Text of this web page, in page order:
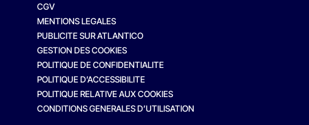
CGV
MENTIONS LEGALES
PUBLICITE SUR ATLANTICO
GESTION DES COOKIES
POLITIQUE DE CONFIDENTIALITE
POLITIQUE D’ACCESSIBILITE
POLITIQUE RELATIVE AUX COOKIES
CONDITIONS GENERALES D’UTILISATION